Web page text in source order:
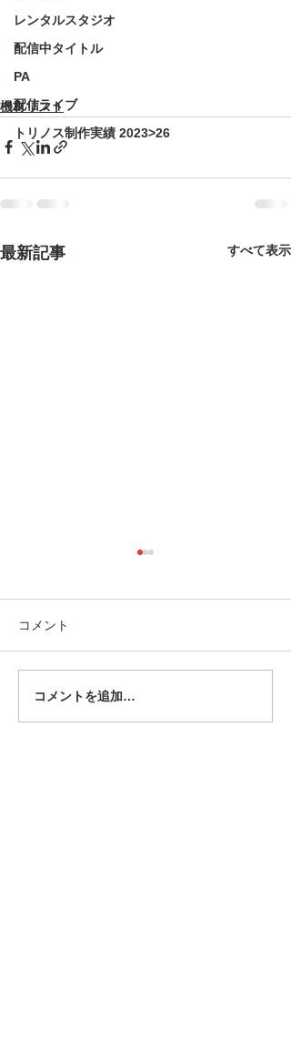
レンタルスタジオ
配信中タイトル
PA
配信ライブ
トリノス制作実績 2023>26
機材リスト
最新記事 すべて表示
Dスタジオにアップライト
ピアノ設置
コメント
コメントを追加…